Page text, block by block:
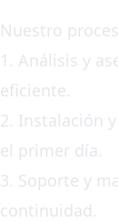
Nuestro
1. Análisis y
eficiente.
2. Instalación
el primer día.
3. Soporte y
continuidad.